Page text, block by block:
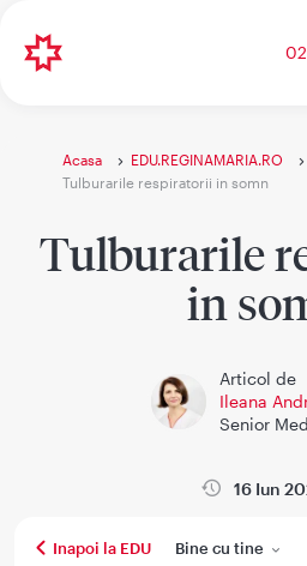
Acasa EDU.REGINAMARIA.RO
Tulburarile respiratorii in somn
Tulburarile
in
Articol de
Ileana
Senior
16 Iun
Inapoi la EDU Bine cu tine